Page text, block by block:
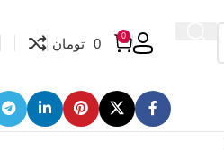
0
0 تومان